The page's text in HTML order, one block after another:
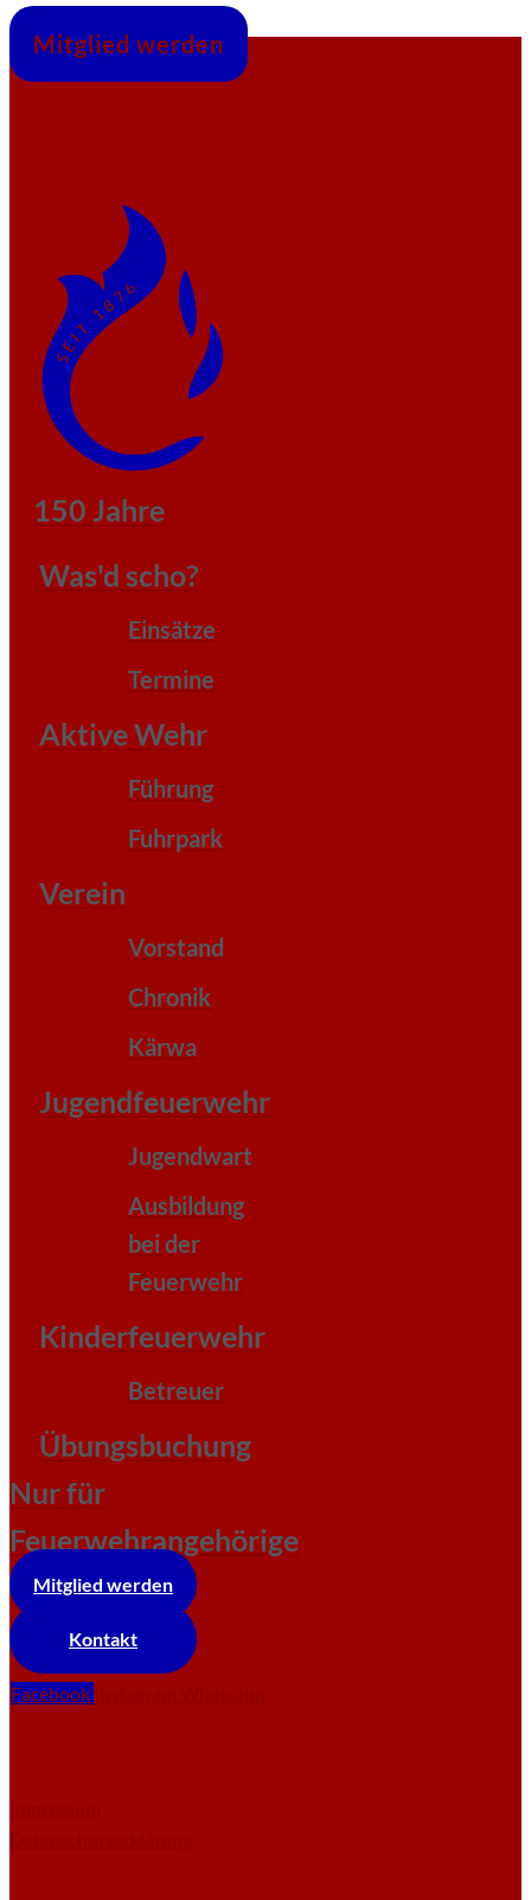
Mitglied werden
150 Jahre
Was'd scho?
Einsätze
Termine
Aktive Wehr
Führung
Fuhrpark
Verein
Vorstand
Chronik
Kärwa
Jugendfeuerwehr
Jugendwart
Ausbildung
bei der
Feuerwehr
Kinderfeuerwehr
Betreuer
Übungsbuchung
Nur für
Feuerwehrangehörige
Mitglied werden
Kontakt
Facebook